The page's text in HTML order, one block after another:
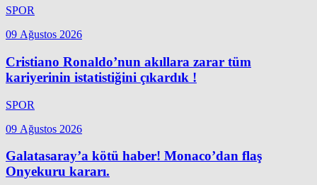
SPOR
09 Ağustos 2026
Cristiano Ronaldo’nun akıllara zarar tüm
kariyerinin istatistiğini çıkardık !
SPOR
09 Ağustos 2026
Galatasaray’a kötü haber! Monaco’dan flaş
Onyekuru kararı.